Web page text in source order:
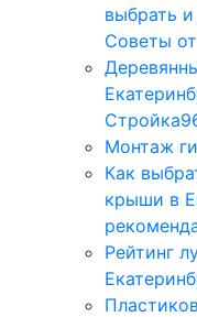
выбрать и
Советы
Монтаж
Как
крыши в
Рейтинг